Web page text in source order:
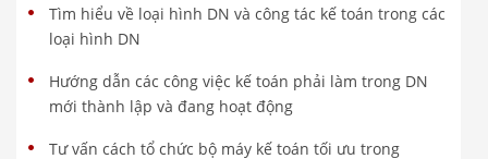
Tìm hiểu về loại hình DN và công tác kế toán trong các
loại hình DN
Hướng dẫn các công việc kế toán phải làm trong DN
mới thành lập và đang hoạt động
Tư vấn cách tổ chức bộ máy kế toán tối ưu trong